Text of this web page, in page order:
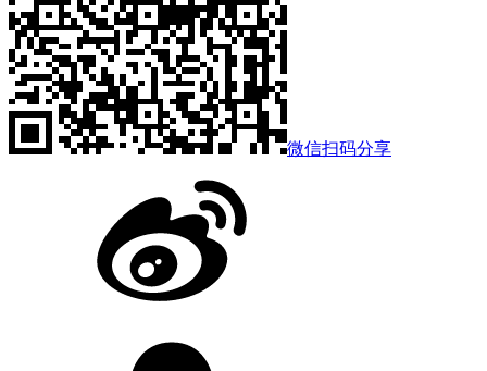
微信扫码分享